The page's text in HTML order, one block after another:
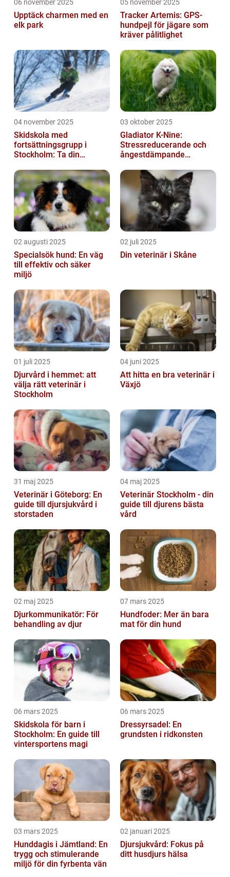
06 november 2025
Upptäck charmen med en
elk park
05 november 2025
Tracker Artemis: GPS-
hundpejl för jägare som
kräver pålitlighet
04 november 2025
Skidskola med
fortsättningsgrupp i
Stockholm: Ta din
03 oktober 2025
Gladiator K-Nine:
Stressreducerande och
ångestdämpande
02 augusti 2025
Specialsök hund: En väg
till effektiv och säker
miljö
02 juli 2025
Din veterinär i Skåne
01 juli 2025
Djurvård i hemmet: att
välja rätt veterinär i
Stockholm
04 juni 2025
Att hitta en bra veterinär i
Växjö
31 maj 2025
Veterinär i Göteborg: En
guide till djursjukvård i
storstaden
04 maj 2025
Veterinär Stockholm - din
guide till djurens bästa
vård
02 maj 2025
Djurkommunikatör: För
behandling av djur
07 mars 2025
Hundfoder: Mer än bara
mat för din hund
06 mars 2025
Skidskola för barn i
Stockholm: En guide till
vintersportens magi
06 mars 2025
Dressyrsadel: En
grundsten i ridkonsten
03 mars 2025
Hunddagis i Jämtland: En
trygg och stimulerande
miljö för din fyrbenta vän
02 januari 2025
Djursjukvård: Fokus på
ditt husdjurs hälsa